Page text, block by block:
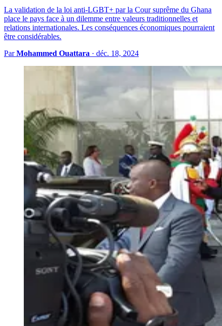
La validation de la loi anti-LGBT+ par la Cour suprême du Ghana
place le pays face à un dilemme entre valeurs traditionnelles et
relations internationales. Les conséquences économiques pourraient
être considérables.
ParMohammed Ouattara · déc. 18, 2024